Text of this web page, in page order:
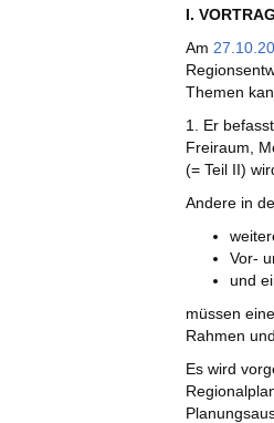
I. VORTRAG
Am
Themen
1. Er
Freiraum,
(= Teil II)
Andere in
Vor-
und
müssen
Rahmen
Es wird